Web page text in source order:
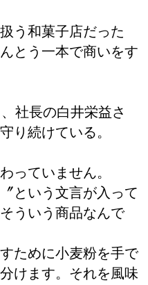
う和菓子店だった
とう一本で商いをす
社長の白井栄益さ
り続けている。
っていません。
という文言が入って
ういう商品なんで
ために小麦粉を手で
けます。それを風味